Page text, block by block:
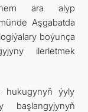
hem ara alyp
Aşgabatda
boýunça
ilerletmek
hukugynyň ýyly
başlangyjynyň